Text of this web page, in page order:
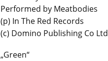
Performed by Meatbodies
(p) In The Red Records
(c) Domino Publishing Co Ltd
„Green“